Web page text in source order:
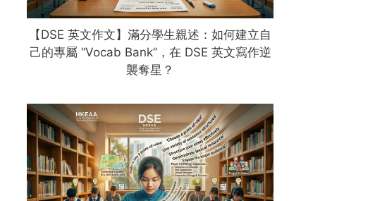
【DSE 英文作文】滿分學生親述：如何建立自
己的專屬 “Vocab Bank”，在 DSE 英文寫作逆
襲奪星？